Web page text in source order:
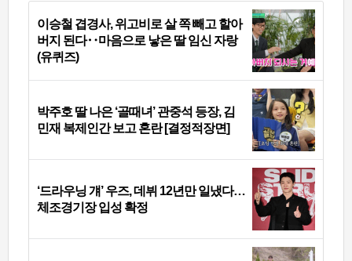
이승철 겹경사, 위고비로 살 쪽 빼고 할아
버지 된다‥마음으로 낳은 딸 임신 자랑
(유퀴즈)
박주호 딸 나은 ‘골때녀’ 관중석 등장, 김
민재 복제인간 보고 혼란 [결정적장면]
‘드라우닝 걔’ 우즈, 데뷔 12년만 일냈다…
체조경기장 입성 확정